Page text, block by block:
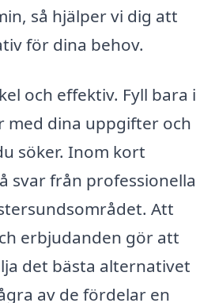
så hjälper vi dig att
för dina behov.
och effektiv. Fyll bara i
dina uppgifter och
söker. Inom kort
svar från professionella
Att
erbjudanden gör att
det bästa alternativet
av de fördelar en